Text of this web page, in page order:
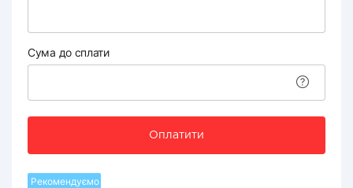
Сума до сплати
Оплатити
Рекомендуємо